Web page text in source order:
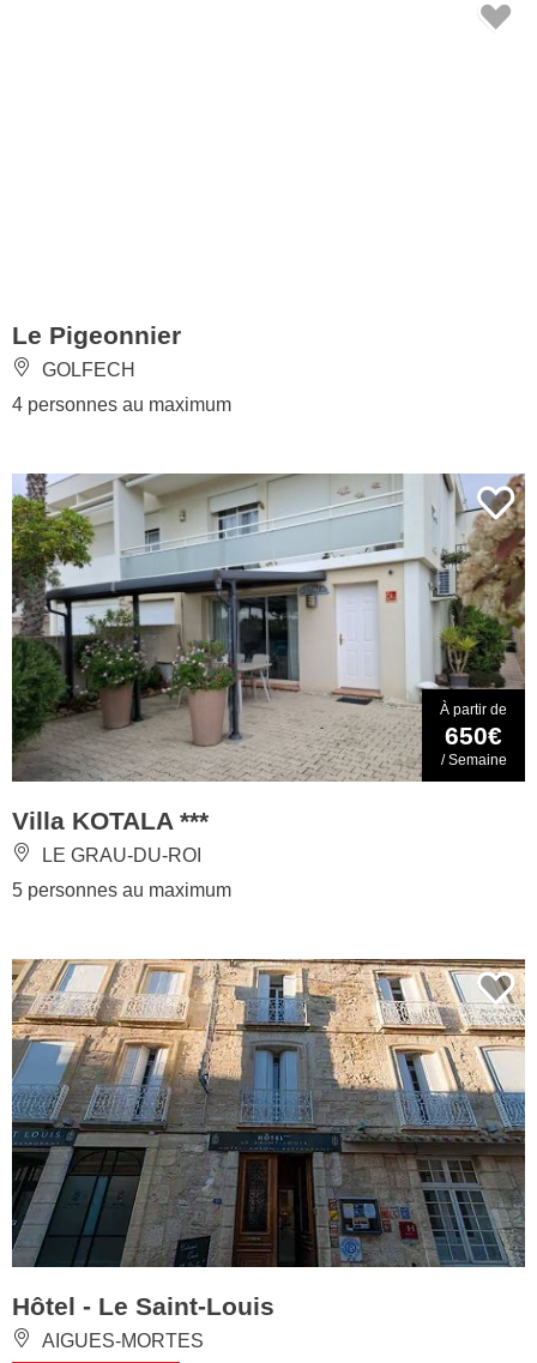
Le Pigeonnier
GOLFECH
4 personnes au maximum
À partir de
650€
/ Semaine
Villa KOTALA ***
LE GRAU-DU-ROI
5 personnes au maximum
Hôtel - Le Saint-Louis
AIGUES-MORTES